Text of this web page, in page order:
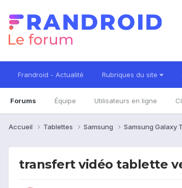
Frandroid - Actualité Rubriques du site
Forums Équipe Utilisateurs en ligne
Accueil Tablettes Samsung Samsung Galaxy
transfert vidéo tablette